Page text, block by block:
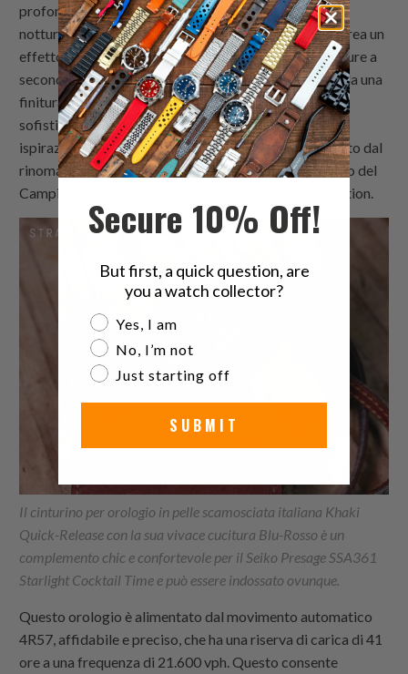
profondo che rispecchia il fascino ipnotico del cielo
notturno. Il quadrante presenta un motivo unico che crea un
effetto tridimensionale, con diverse tonalità e sfumature a
seconda delle condizioni di illuminazione. Arricchito da una
finitura lucida, emana un aspetto lussuoso e
sofisticato.Questo orologio in edizione limitata trae
ispirazione dal cocktail blu chiamato "Starlight", creato dal
rinomato mixologist Hisashi Kishi, vincitore in passato del
Campionato Mondiale dell'International Bar Association.
Il cinturino per orologio in pelle scamosciata italiana Khaki
Quick-Release con la sua vivace cucitura Blu-Rosso è un
complemento chic e confortevole per il Seiko Presage SSA361
Starlight Cocktail Time e può essere indossato ovunque.
Questo orologio è alimentato dal movimento automatico
4R57, affidabile e preciso, che ha una riserva di carica di 41
ore a una frequenza di 21.600 vph. Questo consente
Secure 10% Off!
But first, a quick question, are
you a watch collector?
Are you a watch collector?
Yes, I am
No, I’m not
Just starting off
SUBMIT